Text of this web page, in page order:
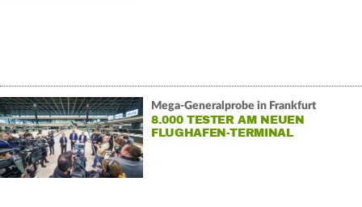
Mega-Generalprobe in Frankfurt
8.000 TESTER AM NEUEN
FLUGHAFEN-TERMINAL